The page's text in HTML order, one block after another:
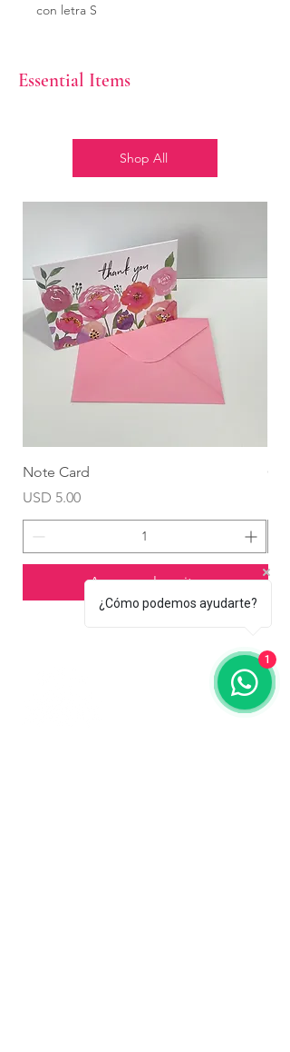
con letra S
Essential Items
Shop All
Note Card
Precio
USD 5.00
Agregar al carrito
¿Cómo podemos ayudarte?
1